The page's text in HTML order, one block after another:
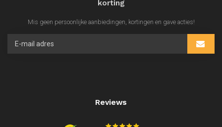
korting
Mis geen persoonlijke aanbiedingen, kortingen en gave acties!
Reviews